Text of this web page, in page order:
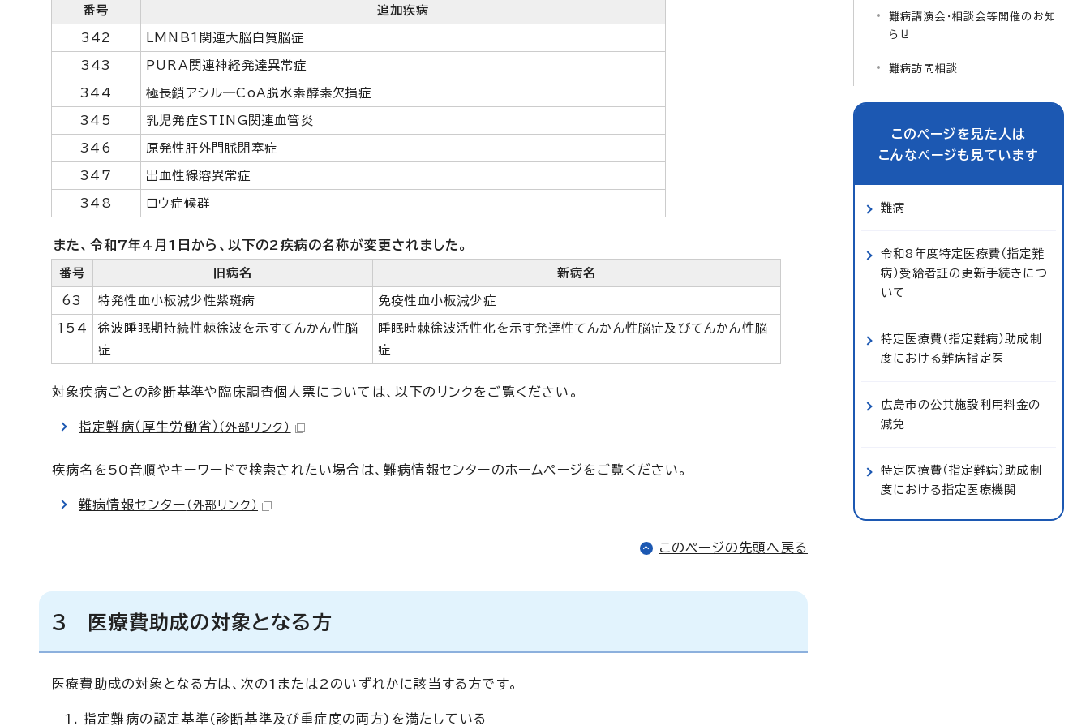
番号 追加疾病
342 LMNB1関連大脳白質脳症
343 PURA関連神経発達異常症
344 極長鎖アシル―CoA脱水素酵素欠損症
345 乳児発症STING関連血管炎
346 原発性肝外門脈閉塞症
347 出血性線溶異常症
348 ロウ症候群
また、令和7年4月1日から、以下の2疾病の名称が変更されました。
番号 旧病名 新病名
63 特発性血小板減少性紫斑病 免疫性血小板減少症
154
徐波睡眠期持続性棘徐波を示すてんかん性脳
症
睡眠時棘徐波活性化を示す発達性てんかん性脳症及びてんかん性脳
症
対象疾病ごとの診断基準や臨床調査個人票については、以下のリンクをご覧ください。
指定難病（厚生労働省） （外部リンク）
疾病名を50音順やキーワードで検索されたい場合は、難病情報センターのホームページをご覧ください。
難病情報センター （外部リンク）
このページの先頭へ戻る
3 医療費助成の対象となる方
医療費助成の対象となる方は、次の1または2のいずれかに該当する方です。
指定難病の認定基準(診断基準及び重症度の両方)を満たしている
難病講演会・相談会等開催のお知
らせ
難病訪問相談
このページを見た人は
こんなページも見ています
難病
令和8年度特定医療費（指定難
病）受給者証の更新手続きにつ
いて
特定医療費（指定難病）助成制
度における難病指定医
広島市の公共施設利用料金の
減免
特定医療費（指定難病）助成制
度における指定医療機関